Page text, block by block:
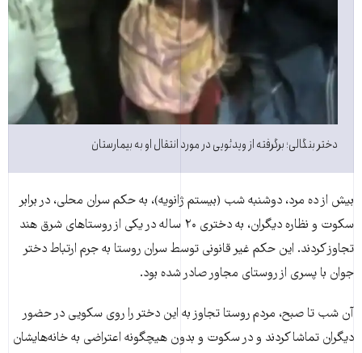
دختر بنگالی؛ برگرفته از ویدئویی در مورد انتقال او به بیمارستان
بیش از ده مرد، دوشنبه شب (بیستم ژانویه)، به حکم سران محلی، در برابر
سکوت و نظاره دیگران، به دختری ۲۰ ساله‌ در یکی از روستاهای شرق هند
تجاوز کردند. این حکم غیر قانونی توسط سران روستا به جرم ارتباط دختر
جوان با پسری از روستای مجاور صادر شده بود.
آن شب تا صبح، مردم روستا تجاوز به این دختر را روی سکویی در حضور
دیگران تماشا کردند و در سکوت و بدون هیچگونه اعتراضی به خانه‌هایشان